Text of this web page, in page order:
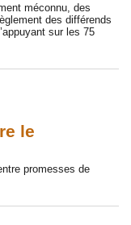
méconnu, des
des différends
sur les 75
le
promesses de